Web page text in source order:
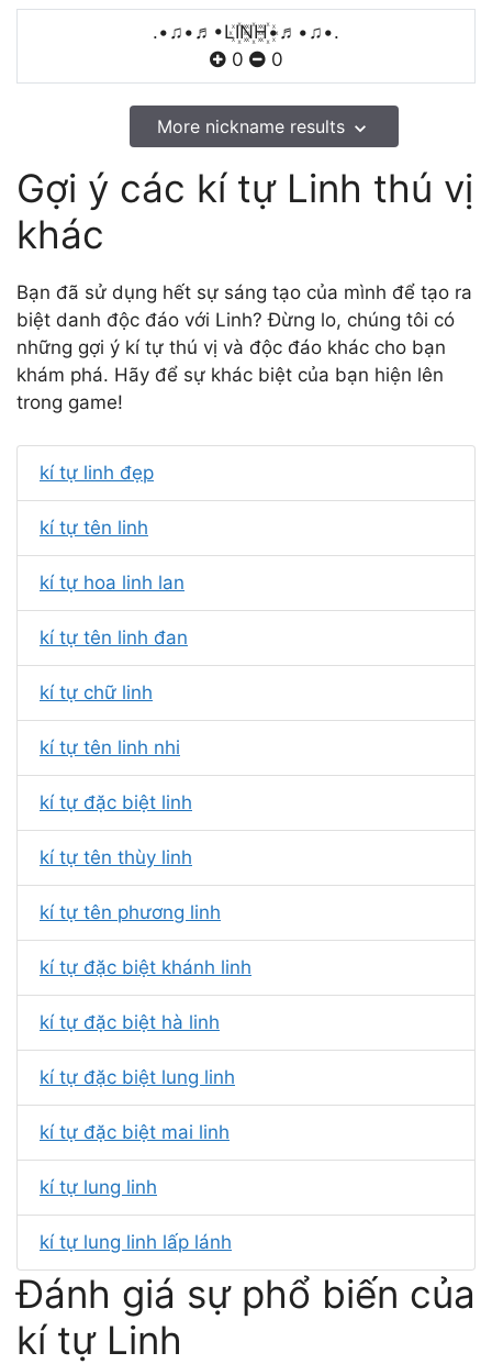
.•♫•♬•LI꙰N꙰H꙰•♬•♫•.
0
0
More nickname results
Gợi ý các kí tự Linh thú vị
khác
Bạn đã sử dụng hết sự sáng tạo của mình để tạo ra
biệt danh độc đáo với Linh? Đừng lo, chúng tôi có
những gợi ý kí tự thú vị và độc đáo khác cho bạn
khám phá. Hãy để sự khác biệt của bạn hiện lên
trong game!
kí tự linh đẹp
kí tự tên linh
kí tự hoa linh lan
kí tự tên linh đan
kí tự chữ linh
kí tự tên linh nhi
kí tự đặc biệt linh
kí tự tên thùy linh
kí tự tên phương linh
kí tự đặc biệt khánh linh
kí tự đặc biệt hà linh
kí tự đặc biệt lung linh
kí tự đặc biệt mai linh
kí tự lung linh
kí tự lung linh lấp lánh
Đánh giá sự phổ biến của
kí tự Linh